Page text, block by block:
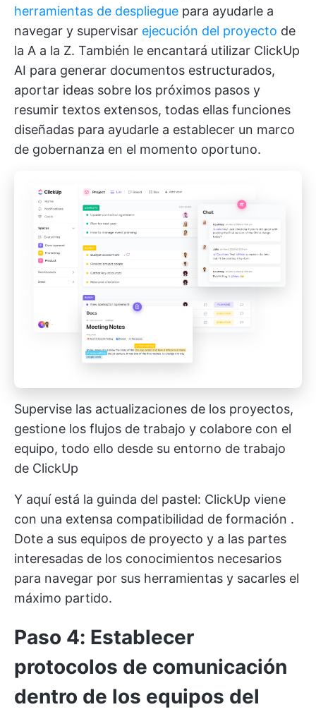
herramientas de despliegue para ayudarle a
navegar y supervisar ejecución del proyecto de
la A a la Z. También le encantará utilizar ClickUp
AI para generar documentos estructurados,
aportar ideas sobre los próximos pasos y
resumir textos extensos, todas ellas funciones
diseñadas para ayudarle a establecer un marco
de gobernanza en el momento oportuno.
Supervise las actualizaciones de los proyectos,
gestione los flujos de trabajo y colabore con el
equipo, todo ello desde su entorno de trabajo
de ClickUp
Y aquí está la guinda del pastel: ClickUp viene
con una extensa compatibilidad de formación .
Dote a sus equipos de proyecto y a las partes
interesadas de los conocimientos necesarios
para navegar por sus herramientas y sacarles el
máximo partido.
Paso 4: Establecer
protocolos de comunicación
dentro de los equipos del